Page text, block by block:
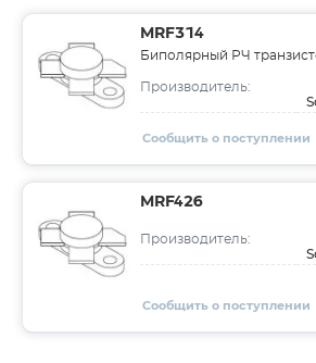
MRF314
Биполярный РЧ
Производитель:
Сообщить о поступлении
MRF426
Производитель:
Сообщить о поступлении